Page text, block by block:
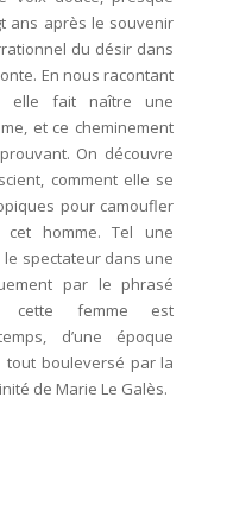
ans après le souvenir
du désir dans
En nous racontant
elle fait naître une
et ce cheminement
On découvre
comment elle se
pour camoufler
homme. Tel une
spectateur dans une
par le phrasé
femme est
d’une époque
tout bouleversé par la
de Marie Le Galès.